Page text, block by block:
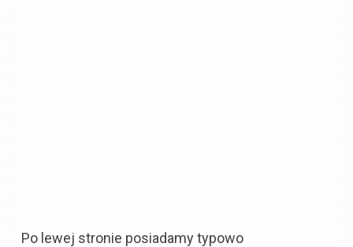
Po lewej stronie posiadamy typowo